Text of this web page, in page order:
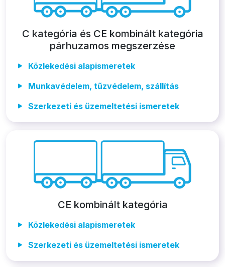
C kategória és CE kombinált kategória
párhuzamos megszerzése
Közlekedési alapismeretek
Munkavédelem, tűzvédelem, szállítás
Szerkezeti és üzemeltetési ismeretek
CE kombinált kategória
Közlekedési alapismeretek
Szerkezeti és üzemeltetési ismeretek